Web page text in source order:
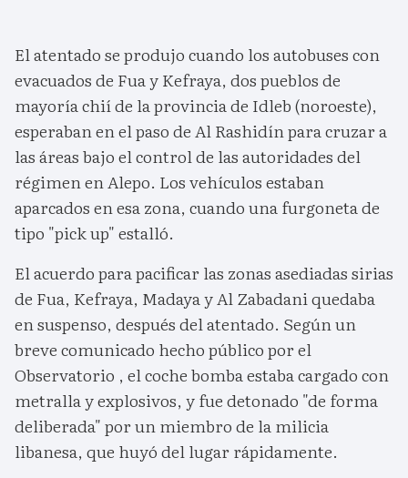
El atentado se produjo cuando los autobuses con
evacuados de Fua y Kefraya, dos pueblos de
mayoría chií de la provincia de Idleb (noroeste),
esperaban en el paso de Al Rashidín para cruzar a
las áreas bajo el control de las autoridades del
régimen en Alepo. Los vehículos estaban
aparcados en esa zona, cuando una furgoneta de
tipo "pick up" estalló.
El acuerdo para pacificar las zonas asediadas sirias
de Fua, Kefraya, Madaya y Al Zabadani quedaba
en suspenso, después del atentado. Según un
breve comunicado hecho público por el
Observatorio , el coche bomba estaba cargado con
metralla y explosivos, y fue detonado "de forma
deliberada" por un miembro de la milicia
libanesa, que huyó del lugar rápidamente.